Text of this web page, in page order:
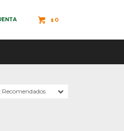
$ 0
Recomendados